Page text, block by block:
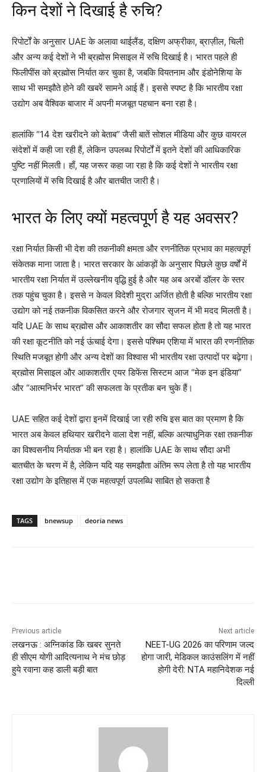
किन देशों ने दिखाई है रुचि?
रिपोर्टों के अनुसार UAE के अलावा थाईलैंड, दक्षिण अफ्रीका, ब्राज़ील, चिली
और अन्य कई देशों ने भी ब्रह्मोस मिसाइल में रुचि दिखाई है। भारत पहले ही
फिलीपींस को ब्रह्मोस निर्यात कर चुका है, जबकि वियतनाम और इंडोनेशिया के
साथ भी समझौते होने की खबरें सामने आई हैं। इससे स्पष्ट है कि भारतीय रक्षा
उद्योग अब वैश्विक बाजार में अपनी मजबूत पहचान बना रहा है।
हालांकि “14 देश खरीदने को बेताब” जैसी बातें सोशल मीडिया और कुछ वायरल
संदेशों में कही जा रही हैं, लेकिन उपलब्ध रिपोर्टों में इतने देशों की आधिकारिक
पुष्टि नहीं मिलती। हाँ, यह जरूर कहा जा रहा है कि कई देशों ने भारतीय रक्षा
प्रणालियों में रुचि दिखाई है और बातचीत जारी है।
भारत के लिए क्यों महत्वपूर्ण है यह अवसर?
रक्षा निर्यात किसी भी देश की तकनीकी क्षमता और रणनीतिक प्रभाव का महत्वपूर्ण
संकेतक माना जाता है। भारत सरकार के आंकड़ों के अनुसार पिछले कुछ वर्षों में
भारतीय रक्षा निर्यात में उल्लेखनीय वृद्धि हुई है और यह अब अरबों डॉलर के स्तर
तक पहुंच चुका है। इससे न केवल विदेशी मुद्रा अर्जित होती है बल्कि भारतीय रक्षा
उद्योग को नई तकनीक विकसित करने और रोजगार सृजन में भी मदद मिलती है।
यदि UAE के साथ ब्रह्मोस और आकाशतीर का सौदा सफल होता है तो यह भारत
की रक्षा कूटनीति को नई ऊंचाई देगा। इससे पश्चिम एशिया में भारत की रणनीतिक
स्थिति मजबूत होगी और अन्य देशों का विश्वास भी भारतीय रक्षा उत्पादों पर बढ़ेगा।
ब्रह्मोस मिसाइल और आकाशतीर एयर डिफेंस सिस्टम आज “मेक इन इंडिया”
और “आत्मनिर्भर भारत” की सफलता के प्रतीक बन चुके हैं।
UAE सहित कई देशों द्वारा इनमें दिखाई जा रही रुचि इस बात का प्रमाण है कि
भारत अब केवल हथियार खरीदने वाला देश नहीं, बल्कि अत्याधुनिक रक्षा तकनीक
का विश्वसनीय निर्यातक भी बन रहा है। हालांकि UAE के साथ सौदा अभी
बातचीत के चरण में है, लेकिन यदि यह समझौता अंतिम रूप लेता है तो यह भारतीय
रक्षा उद्योग के इतिहास में एक महत्वपूर्ण उपलब्धि साबित हो सकता है
TAGS bnewsup deoria news
Previous article
लखनऊ : अग्निकांड कि खबर सुनते
ही सीएम योगी आदित्यनाथ ने मंच छोड़
हुये रवाना कह डाली बड़ी बात
Next article
NEET-UG 2026 का परिणाम जल्द
होगा जारी, मेडिकल काउंसलिंग में नहीं
होगी देरी: NTA महानिदेशक नई
दिल्ली